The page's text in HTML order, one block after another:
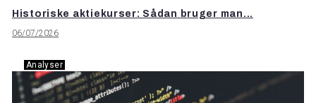
Historiske aktiekurser: Sådan bruger man...
06/07/2026
Analyser